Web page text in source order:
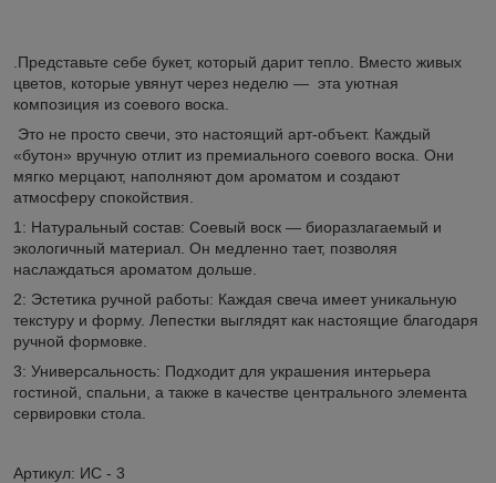
.Представьте себе букет, который дарит тепло. Вместо живых
цветов, которые увянут через неделю — эта уютная
композиция из соевого воска.
Это не просто свечи, это настоящий арт-объект. Каждый
«бутон» вручную отлит из премиального соевого воска. Они
мягко мерцают, наполняют дом ароматом и создают
атмосферу спокойствия.
1: Натуральный состав: Соевый воск — биоразлагаемый и
экологичный материал. Он медленно тает, позволяя
наслаждаться ароматом дольше.
2: Эстетика ручной работы: Каждая свеча имеет уникальную
текстуру и форму. Лепестки выглядят как настоящие благодаря
ручной формовке.
3: Универсальность: Подходит для украшения интерьера
гостиной, спальни, а также в качестве центрального элемента
сервировки стола.
Артикул: ИС - 3